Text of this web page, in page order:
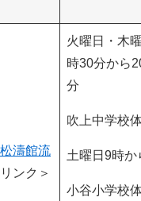
濤館流
ンク＞
火曜日・木
時30分から
分
吹上中学校
土曜日9時か
小谷小学校